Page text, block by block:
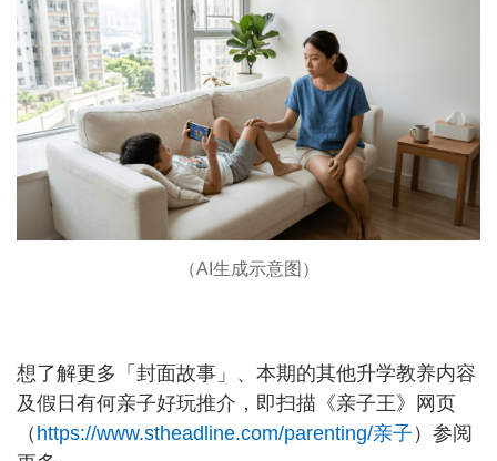
（AI生成示意图）
想了解更多「封面故事」、本期的其他升学教养内容
及假日有何亲子好玩推介，即扫描《亲子王》网页
（ https://www.stheadline.com/parenting/亲子 ）参阅